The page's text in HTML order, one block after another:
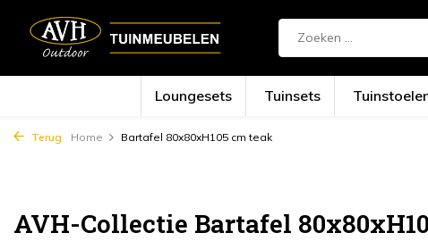
Loungesets Tuinsets
Terug Home Bartafel 80x80xH105 cm teak
AVH-Collectie Bartafel